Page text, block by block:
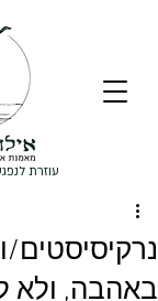
עוזרת
באהבה, ולא